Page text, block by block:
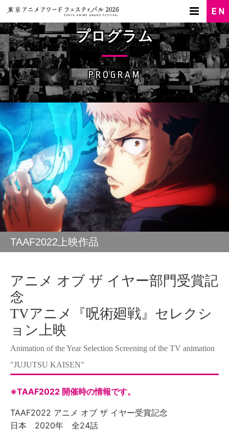
プログラム
PROGRAM
TAAF2022上映作品
アニメ オブ ザ イヤー部門受賞記
念
TVアニメ『呪術廻戦』セレクシ
ョン上映
Animation of the Year Selection Screening of the TV animation
"JUJUTSU KAISEN"
※TAAF2022 開催時の情報です。
TAAF2022 アニメ オブ ザ イヤー受賞記念
日本 2020年 全24話